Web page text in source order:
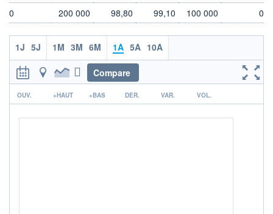
27/11 01/04
98,0
98,5
OUVERTURE
0,00
CLÔTURE VEILLE
+ HAUT + BAS
0 200 000 98,80 99,10 100 000 0
1J 5J 1M 3M 6M 1A 5A 10A
Compare
r
OUV. +HAUT +BAS DER. VAR. VOL.